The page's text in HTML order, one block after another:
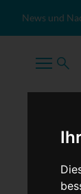
News und